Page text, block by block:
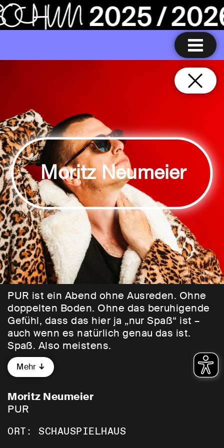
Moritz Neumeier
PUR ist ein Abend ohne Ausreden. Ohne
doppelten Boden. Ohne das beruhigende
Gefühl, dass das hier ja „nur Spaß“ ist –
auch wenn es natürlich genau das ist.
Spaß. Also meistens.
Es geht um Wahrheit. Die eigene. Um
ständige Gefühl, gleichzeitig ein ganz
guter Mensch und trotzdem irgendwie das
Verantwortung, Überforderung, Therapie.
Mehr
Moritz Neumeier
PUR
ORT: SCHAUSPIELHAUS